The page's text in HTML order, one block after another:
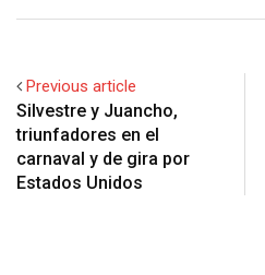
Previous article
Silvestre y Juancho,
triunfadores en el
carnaval y de gira por
Estados Unidos